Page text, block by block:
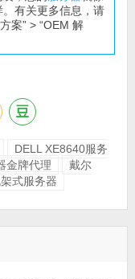
有关更多信息，请
案” > “OEM 解
DELL XE8640服务
金牌代理
戴尔
式服务器